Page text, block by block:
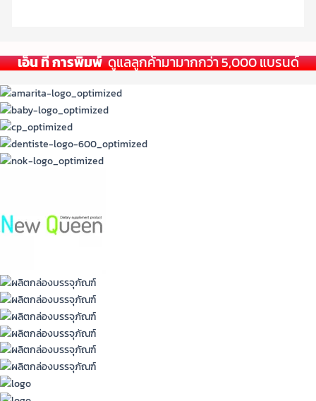
เอ็น ที การพิมพ์ดูแลลูกค้ามามากกว่า 5,000 แบรนด์